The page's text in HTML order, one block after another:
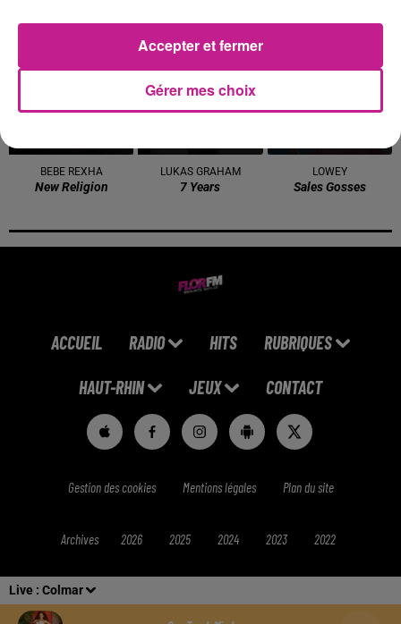
Live : Colmar
BEBE REXHA
New Religion
15h06
15h06
LUKAS GRAHAM
7 Years
LOWEY
Sales Gosses
ACCUEIL RADIO HITS RUBRIQUES
HAUT-RHIN JEUX CONTACT
Gestion des cookies Mentions légales Plan du site
Archives 2026 2025 2024 2023 2022
Gérer mes choix
Accepter et fermer